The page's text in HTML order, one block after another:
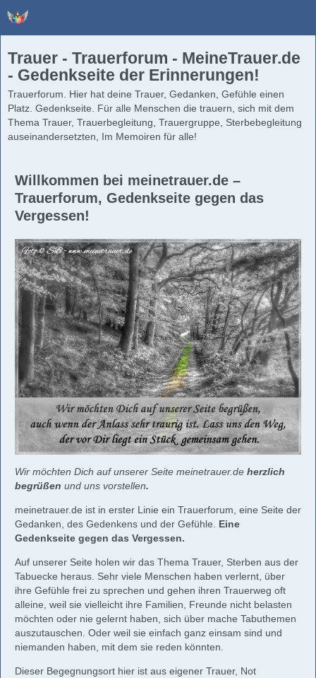
Trauer - Trauerforum - MeineTrauer.de
- Gedenkseite der Erinnerungen!
Trauerforum. Hier hat deine Trauer, Gedanken, Gefühle einen
Platz. Gedenkseite. Für alle Menschen die trauern, sich mit dem
Thema Trauer, Trauerbegleitung, Trauergruppe, Sterbebegleitung
auseinandersetzten, Im Memoiren für alle!
Willkommen bei meinetrauer.de –
Trauerforum, Gedenkseite gegen das
Vergessen!
Wir möchten Dich auf unserer Seite meinetrauer.de herzlich
begrüßen und uns vorstellen.
meinetrauer.de ist in erster Linie ein Trauerforum, eine Seite der
Gedanken, des Gedenkens und der Gefühle. Eine
Gedenkseite gegen das Vergessen.
Auf unserer Seite holen wir das Thema Trauer, Sterben aus der
Tabuecke heraus. Sehr viele Menschen haben verlernt, über
ihre Gefühle frei zu sprechen und gehen ihren Trauerweg oft
alleine, weil sie vielleicht ihre Familien, Freunde nicht belasten
möchten oder nie gelernt haben, sich über mache Tabuthemen
auszutauschen. Oder weil sie einfach ganz einsam sind und
niemanden haben, mit dem sie reden könnten.
Dieser Begegnungsort hier ist aus eigener Trauer, Not